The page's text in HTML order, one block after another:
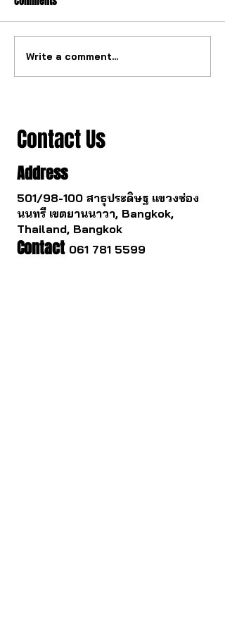
The watch industry is about
to change.
Write a comment...
Contact Us
Address
501/98-100 สาธุประดิษฐ แขวงช่อง
นนทรี เขตยานนาวา, Bangkok,
Thailand, Bangkok
Contact 061 781 5599